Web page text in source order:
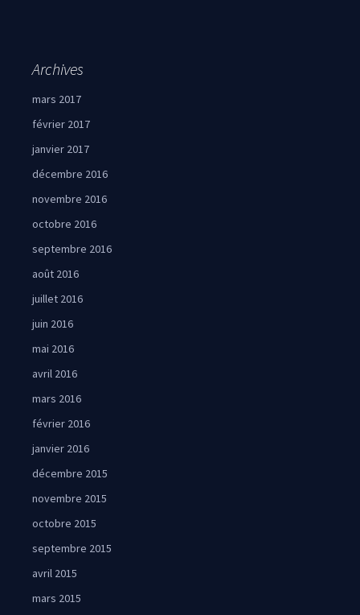
Archives
mars 2017
février 2017
janvier 2017
décembre 2016
novembre 2016
octobre 2016
septembre 2016
août 2016
juillet 2016
juin 2016
mai 2016
avril 2016
mars 2016
février 2016
janvier 2016
décembre 2015
novembre 2015
octobre 2015
septembre 2015
avril 2015
mars 2015